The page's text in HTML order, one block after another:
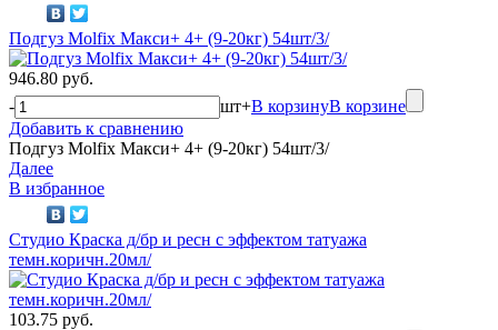
Подгуз Molfix Макси+ 4+ (9-20кг) 54шт/3/
946.80 руб.
-
шт+В корзинуВ корзине
Добавить к сравнению
Подгуз Molfix Макси+ 4+ (9-20кг) 54шт/3/
Далее
В избранное
Студио Краска д/бр и ресн с эффектом татуажа
темн.коричн.20мл/
103.75 руб.